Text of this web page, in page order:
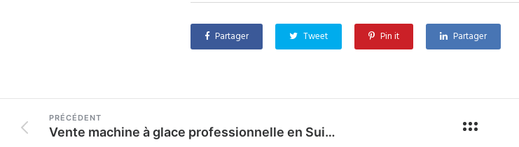
Partager Tweet Pin it Partager
PRÉCÉDENT
Vente machine à glace professionnelle en Suisse